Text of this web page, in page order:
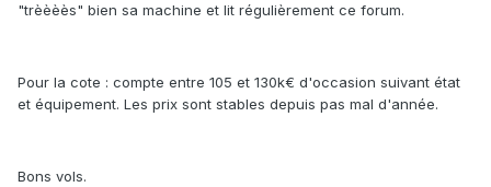
"trèèèès" bien sa machine et lit régulièrement ce forum.
Pour la cote : compte entre 105 et 130k€ d'occasion suivant état
et équipement. Les prix sont stables depuis pas mal d'année.
Bons vols.